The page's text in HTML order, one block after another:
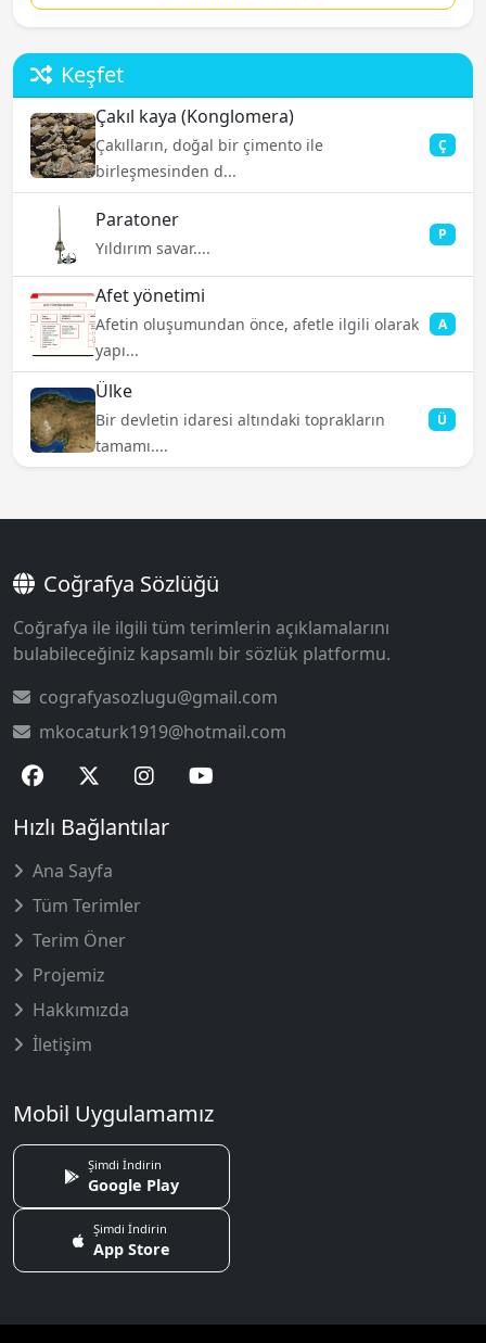
Keşfet
Çakıl kaya (Konglomera)
Çakılların, doğal bir çimento ile
birleşmesinden d...
Ç
Paratoner
Yıldırım savar....
P
Afet yönetimi
Afetin oluşumundan önce, afetle ilgili olarak
yapı...
A
Ülke
Bir devletin idaresi altındaki toprakların
tamamı....
Ü
Coğrafya Sözlüğü
Coğrafya ile ilgili tüm terimlerin açıklamalarını
bulabileceğiniz kapsamlı bir sözlük platformu.
cografyasozlugu@gmail.com
mkocaturk1919@hotmail.com
Hızlı Bağlantılar
Ana Sayfa
Tüm Terimler
Terim Öner
Projemiz
Hakkımızda
İletişim
Mobil Uygulamamız
Şimdi İndirin
Google Play
Şimdi İndirin
App Store